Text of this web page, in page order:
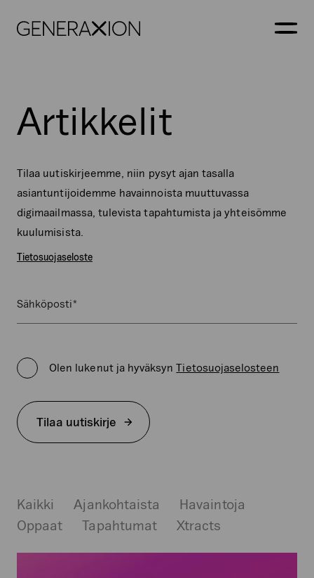
Generaxion
Artikkelit
Tilaa uutiskirjeemme, niin pysyt ajan tasalla
asiantuntijoidemme havainnoista muuttuvassa
digimaailmassa, tulevista tapahtumista ja yhteisömme
kuulumisista.
Tietosuojaseloste
Sähköposti
Policy
*
Olen lukenut ja hyväksynTietosuojaselosteen
Comments
ja
jättää
koskemattomaksi.
Tilaa uutiskirje
Kaikki Ajankohtaista
Havaintoja
Oppaat
Tapahtumat Xtracts